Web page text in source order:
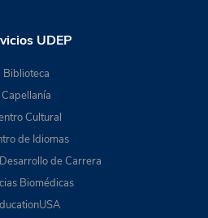
UDEP
Biblioteca
Capellanía
Cultural
de Idiomas
de Carrera
Biomédicas